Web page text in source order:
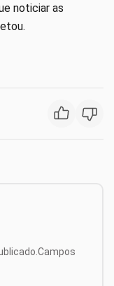
noticiar as
Campos